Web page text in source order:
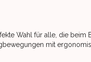
Wahl für alle, die beim
mit